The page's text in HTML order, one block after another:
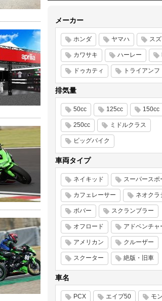
メーカー
ホンダ ヤマハ ス
カワサキ ハーレー
ドゥカティ トライアンフ
排気量
50cc 125cc 150cc
250cc ミドルクラス
ビッグバイク
車両タイプ
ネイキッド スーパースポ
カフェレーサー ネオクラ
ボバー スクランブラー
オフロード アドベンチャ
アメリカン クルーザー
スクーター 絶版・旧車
車名
PCX エイプ50 モ